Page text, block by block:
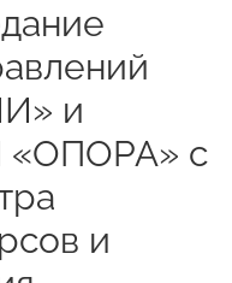
и
«ОПОРА» с
и